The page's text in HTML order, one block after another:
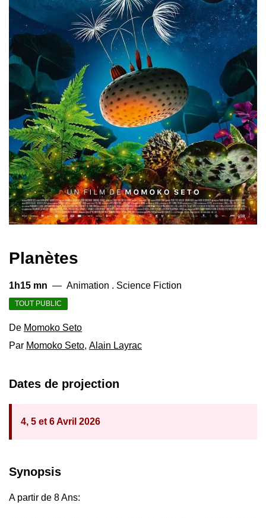
Planètes
1h15 mn — Animation . Science Fiction
TOUT PUBLIC
De Momoko Seto
Par Momoko Seto, Alain Layrac
Dates de projection
4, 5 et 6 Avril 2026
Synopsis
A partir de 8 Ans: